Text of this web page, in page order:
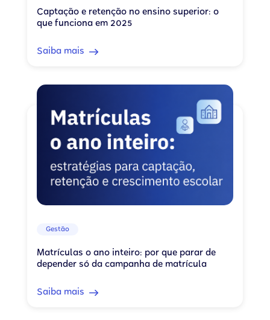
Captação e retenção no ensino superior: o
que funciona em 2025
Saiba mais
Gestão
Matrículas o ano inteiro: por que parar de
depender só da campanha de matrícula
Saiba mais